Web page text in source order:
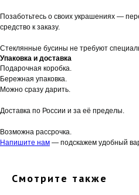
Позаботьтесь о своих украшениях —
средство к заказу.
Стеклянные бусины не требуют
Упаковка и доставка
Подарочная коробка.
Бережная упаковка.
Можно сразу дарить.
Доставка по России и за её пределы.
Возможна рассрочка.
Напишите нам — подскажем удобный
Смотрите также